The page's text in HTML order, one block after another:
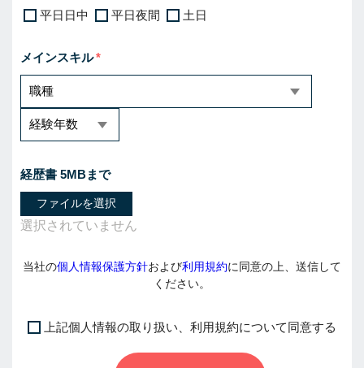
平日日中
平日夜間 土日
メインスキル
経歴書 5MBまで
ファイルを選択
当社の個人情報保護方針および利用規約に同意の上、送信して
ください。
上記個人情報の取り扱い、利用規約について同意する